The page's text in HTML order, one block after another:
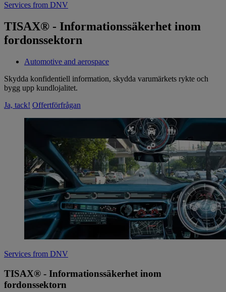
Services from DNV
TISAX® - Informationssäkerhet inom
fordonssektorn
Automotive and aerospace
Skydda konfidentiell information, skydda varumärkets rykte och
bygg upp kundlojalitet.
Ja, tack! Offertförfrågan
Services from DNV
TISAX® - Informationssäkerhet inom
fordonssektorn